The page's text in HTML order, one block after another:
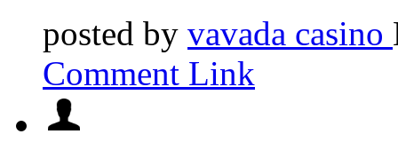
posted by vavada casino
Comment Link